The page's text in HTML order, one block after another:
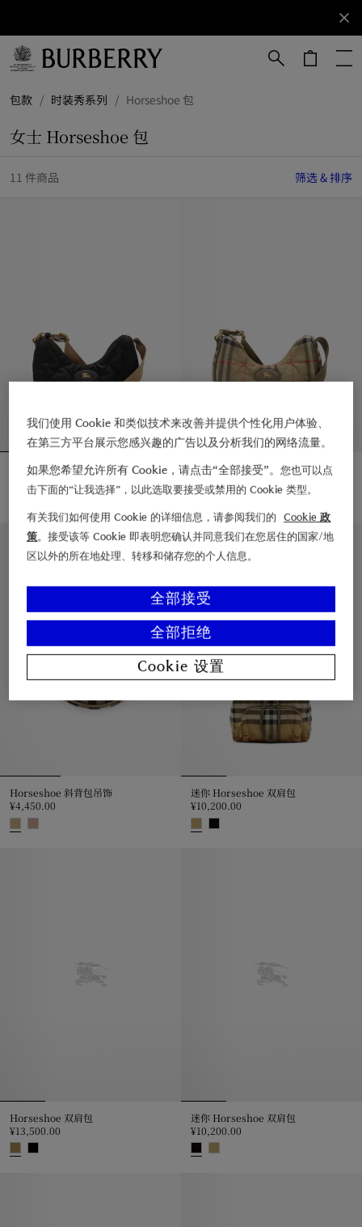
订阅获取
Burberry
品牌资
包款 / 时装秀系列 / Horseshoe 包
女士 Horseshoe 包
11 件商品 筛选 & 排序
Horseshoe 斜背包
Horseshoe 斜背包, ¥10,025.00
Horseshoe 斜背包
¥10,025.00
Horseshoe 斜背包, ¥10,025.00
Horseshoe 斜背包吊饰
¥4,450.00
迷你 Horseshoe 双肩包
¥10,200.00
Horseshoe 双肩包
¥13,500.00
迷你 Horseshoe 双肩包
¥10,200.00
我们使用 Cookie 和类似技术来改善并提供个性化用户体验、
在第三方平台展示您感兴趣的广告以及分析我们的网络流量。
如果您希望允许所有 Cookie，请点击“全部接受”。您也可以点
击下面的“让我选择”，以此选取要接受或禁用的 Cookie 类型。
有关我们如何使用 Cookie 的详细信息，请参阅我们的
Cookie 政
策。接受该等 Cookie 即表明您确认并同意我们在您居住的国家/地
区以外的所在地处理、转移和储存您的个人信息。
全部拒绝
全部接受
Cookie 设置